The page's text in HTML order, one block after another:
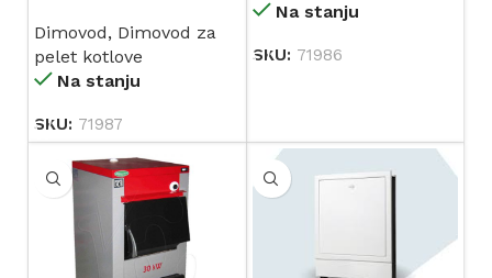
Dimovod, Dimovod za
pelet kotlove
Na stanju
SKU: 71987
Na stanju
SKU: 71986